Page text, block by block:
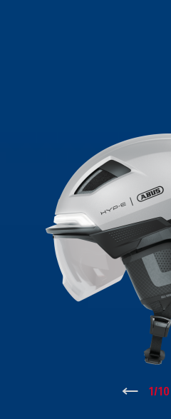
↑ 1/10